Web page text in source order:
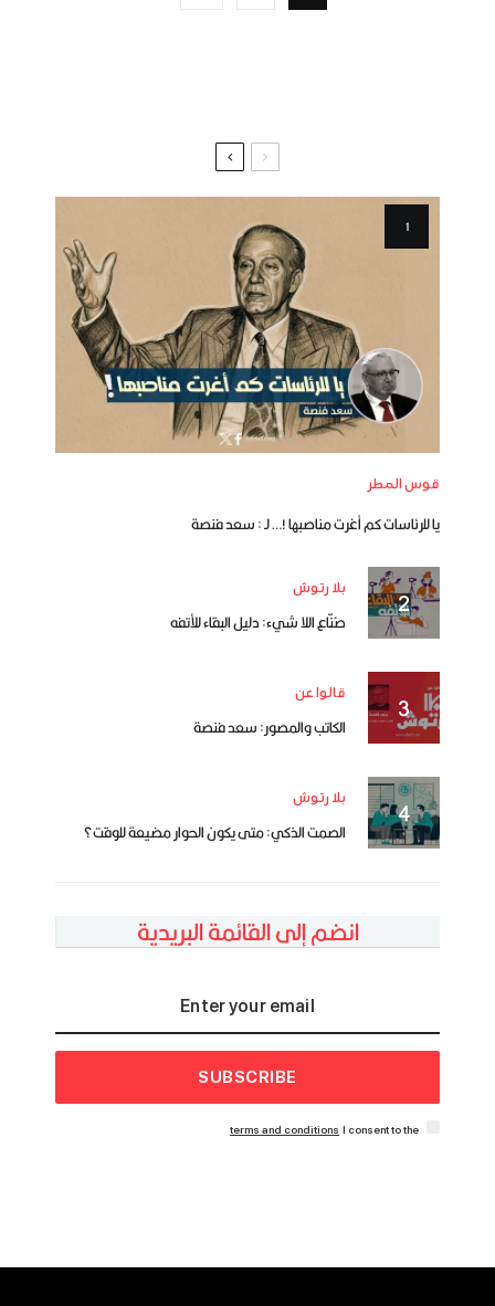
قوس المطر
يا للرئاسات كم أغرت مناصبها !… لـ : سعد فنصة
بلا رتوش
صُنّاع اللا شيء: دليل البقاء للأتفه
قالوا عن
الكاتب والمصور: سعد فنصة
بلا رتوش
الصمت الذكي: متى يكون الحوار مضيعة للوقت؟
انضم إلى القائمة البريدية
SUBSCRIBE
I consent to the
terms and conditions